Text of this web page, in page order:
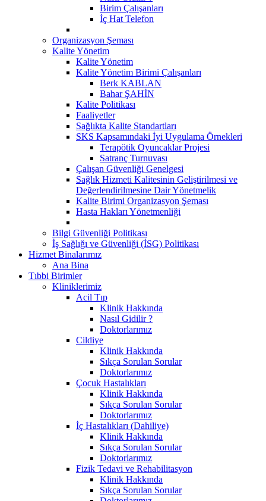
Birim Çalışanları
İç Hat Telefon
Organizasyon Şeması
Kalite Yönetim
Kalite Yönetim
Kalite Yönetim Birimi Çalışanları
Berk KABLAN
Bahar ŞAHİN
Kalite Politikası
Faaliyetler
Sağlıkta Kalite Standartları
SKS Kapsamındaki İyi Uygulama Örnekleri
Terapötik Oyuncaklar Projesi
Satranç Turnuvası
Çalışan Güvenliği Genelgesi
Sağlık Hizmeti Kalitesinin Geliştirilmesi ve
Değerlendirilmesine Dair Yönetmelik
Kalite Birimi Organizasyon Şeması
Hasta Hakları Yönetmenliği
Bilgi Güvenliği Politikası
İş Sağlığı ve Güvenliği (İSG) Politikası
Hizmet Binalarımız
Ana Bina
Tıbbi Birimler
Kliniklerimiz
Acil Tıp
Klinik Hakkında
Nasıl Gidilir ?
Doktorlarımız
Cildiye
Klinik Hakkında
Sıkça Sorulan Sorular
Doktorlarımız
Çocuk Hastalıkları
Klinik Hakkında
Sıkça Sorulan Sorular
Doktorlarımız
İç Hastalıkları (Dahiliye)
Klinik Hakkında
Sıkça Sorulan Sorular
Doktorlarımız
Fizik Tedavi ve Rehabilitasyon
Klinik Hakkında
Sıkça Sorulan Sorular